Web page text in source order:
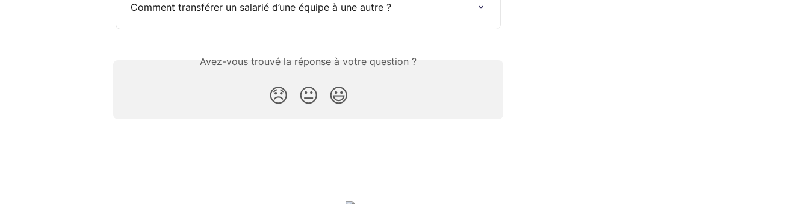
Comment transférer un salarié d’une équipe à une autre ?
Avez-vous trouvé la réponse à votre question ?
😞 😐 😃